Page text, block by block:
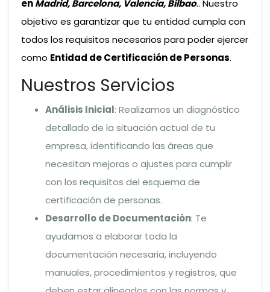
enMadrid, Barcelona, Valencia, Bilbao.. Nuestro
objetivo es garantizar que tu entidad cumpla con
todos los requisitos necesarios para poder ejercer
como Entidad de Certificación de Personas.
Nuestros Servicios
Análisis Inicial: Realizamos un diagnóstico
detallado de la situación actual de tu
empresa, identificando las áreas que
necesitan mejoras o ajustes para cumplir
con los requisitos del esquema de
certificación de personas.
Desarrollo de Documentación: Te
ayudamos a elaborar toda la
documentación necesaria, incluyendo
manuales, procedimientos y registros, que